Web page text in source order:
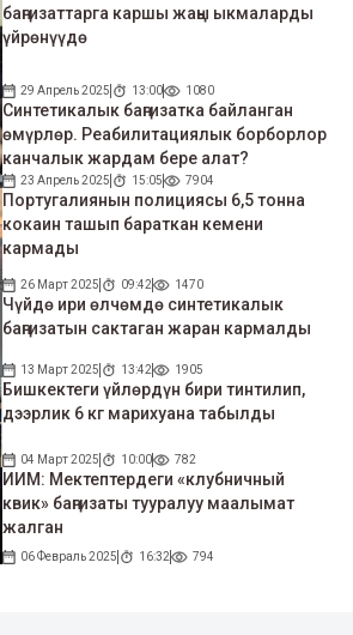
баңгизаттарга каршы жаңы ыкмаларды
үйрөнүүдө
29 Апрель 2025 13:00 1080
Синтетикалык баңгизатка байланган
өмүрлөр. Реабилитациялык борборлор
канчалык жардам бере алат?
23 Апрель 2025 15:05 7904
Португалиянын полициясы 6,5 тонна
кокаин ташып бараткан кемени
кармады
26 Март 2025 09:42 1470
Чүйдө ири өлчөмдө синтетикалык
баңгизатын сактаган жаран кармалды
13 Март 2025 13:42 1905
Бишкектеги үйлөрдүн бири тинтилип,
дээрлик 6 кг марихуана табылды
04 Март 2025 10:00 782
ИИМ: Мектептердеги «клубничный
квик» баңгизаты тууралуу маалымат
жалган
06 Февраль 2025 16:32 794